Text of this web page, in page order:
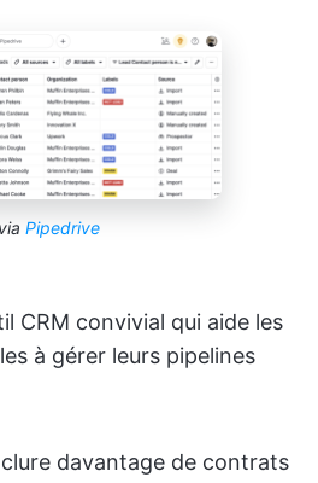
via Pipedrive
CRM convivial qui aide les
à gérer leurs pipelines
davantage de contrats